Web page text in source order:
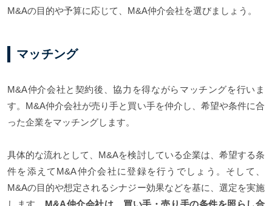
M&Aの目的や予算に応じて、M&A仲介会社を選びましょう。
マッチング
M&A仲介会社と契約後、協力を得ながらマッチングを行いま
す。M&A仲介会社が売り手と買い手を仲介し、希望や条件に合
った企業をマッチングします。
具体的な流れとして、M&Aを検討している企業は、希望する条
件を添えてM&A仲介会社に登録を行うでしょう。そして、
M&Aの目的や想定されるシナジー効果などを基に、選定を実施